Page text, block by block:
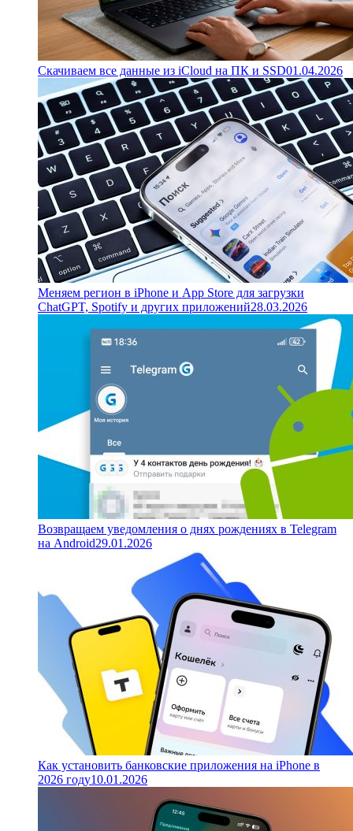
Скачиваем все данные из iCloud на ПК и SSD01.04.2026
Меняем регион в iPhone и App Store для загрузки
ChatGPT, Spotify и других приложений28.03.2026
Возвращаем уведомления о днях рождениях в Telegram
на Android29.01.2026
Как установить банковские приложения на iPhone в
2026 году10.01.2026